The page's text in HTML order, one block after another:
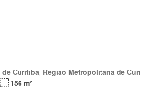
Curitiba, Região Metropolitana de
156 m²